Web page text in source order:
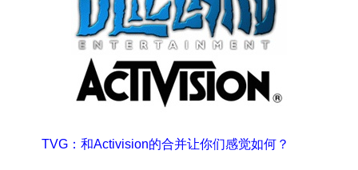
TVG：和Activision的合并让你们感觉如何？